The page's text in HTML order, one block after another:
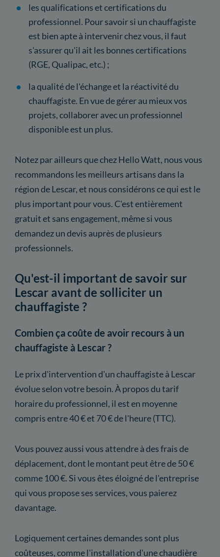
les qualifications et certifications du
professionnel. Pour savoir si un chauffagiste
est bien apte à intervenir chez vous, il faut
s'assurer qu'il ait les bonnes certifications
(RGE, Qualipac, etc.) ;
la qualité de l'échange et la réactivité du
chauffagiste. En vue de gérer au mieux vos
projets, collaborer avec un professionnel
disponible est un plus.
Notez par ailleurs que chez Hello Watt, nous vous
recommandons les meilleurs artisans dans la
région de Lescar, et nous considérons ce qui est le
plus important pour vous. C'est entièrement
gratuit et sans engagement, même si vous
demandez un devis auprès de plusieurs
professionnels.
Qu'est-il important de savoir sur
Lescar avant de solliciter un
chauffagiste ?
Combien ça coûte de avoir recours à un
chauffagiste à Lescar ?
Le prix d'intervention d'un chauffagiste à Lescar
évolue selon votre besoin. À propos du tarif
horaire du professionnel, il est en moyenne
compris entre 40 € et 70 € de l'heure (TTC).
Vous pouvez aussi vous attendre à des frais de
déplacement, dont le montant peut être de 50 €
comme 100 €. Si vous êtes éloigné de l'entreprise
qui vous propose ses services, vous paierez
davantage.
Logiquement certaines demandes sont plus
coûteuses, comme l'installation d'une chaudière